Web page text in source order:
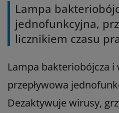
Lampa
jednofunkcyjna,
licznikiem czasu
Lampa bakteriobójcza i
przepływowa
Dezaktywuje wirusy,